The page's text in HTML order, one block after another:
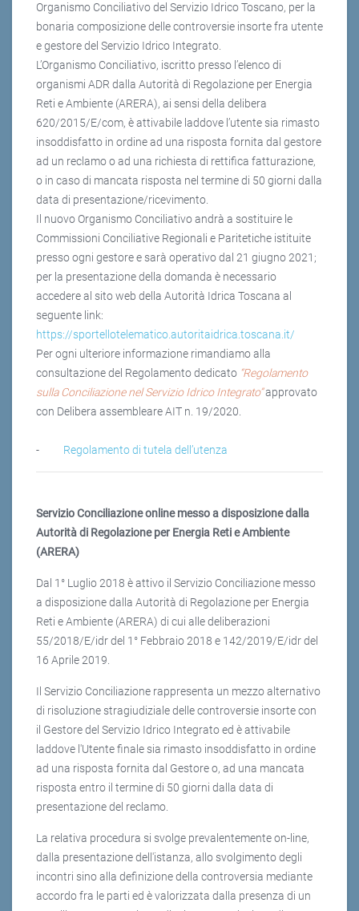
Organismo Conciliativo del Servizio Idrico Toscano, per la
bonaria composizione delle controversie insorte fra utente
e gestore del Servizio Idrico Integrato.
L’Organismo Conciliativo, iscritto presso l’elenco di
organismi ADR dalla Autorità di Regolazione per Energia
Reti e Ambiente (ARERA), ai sensi della delibera
620/2015/E/com, è attivabile laddove l’utente sia rimasto
insoddisfatto in ordine ad una risposta fornita dal gestore
ad un reclamo o ad una richiesta di rettifica fatturazione,
o in caso di mancata risposta nel termine di 50 giorni dalla
data di presentazione/ricevimento.
Il nuovo Organismo Conciliativo andrà a sostituire le
Commissioni Conciliative Regionali e Paritetiche istituite
presso ogni gestore e sarà operativo dal 21 giugno 2021;
per la presentazione della domanda è necessario
accedere al sito web della Autorità Idrica Toscana al
seguente link:
https://sportellotelematico.autoritaidrica.toscana.it/
Per ogni ulteriore informazione rimandiamo alla
consultazione del Regolamento dedicato “Regolamento
sulla Conciliazione nel Servizio Idrico Integrato”approvato
con Delibera assembleare AIT n. 19/2020.
- Regolamento di tutela dell’utenza
Servizio Conciliazione online messo a disposizione dalla
Autorità di Regolazione per Energia Reti e Ambiente
(ARERA)
Dal 1° Luglio 2018 è attivo il Servizio Conciliazione messo
a disposizione dalla Autorità di Regolazione per Energia
Reti e Ambiente (ARERA) di cui alle deliberazioni
55/2018/E/idr del 1° Febbraio 2018 e 142/2019/E/idr del
16 Aprile 2019.
Il Servizio Conciliazione rappresenta un mezzo alternativo
di risoluzione stragiudiziale delle controversie insorte con
il Gestore del Servizio Idrico Integrato ed è attivabile
laddove l'Utente finale sia rimasto insoddisfatto in ordine
ad una risposta fornita dal Gestore o, ad una mancata
risposta entro il termine di 50 giorni dalla data di
presentazione del reclamo.
La relativa procedura si svolge prevalentemente on-line,
dalla presentazione dell'istanza, allo svolgimento degli
incontri sino alla definizione della controversia mediante
accordo fra le parti ed è valorizzata dalla presenza di un